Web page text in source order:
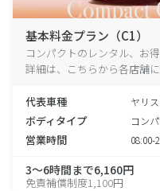
基本料金プラン（C1）
コンパクトのレンタル、お
詳細は、こちらから各店舗に
代表車種 ヤリ
ボディタイプ コン
営業時間 08:00-
3～6時間まで6,160円
免責補償制度1,100円